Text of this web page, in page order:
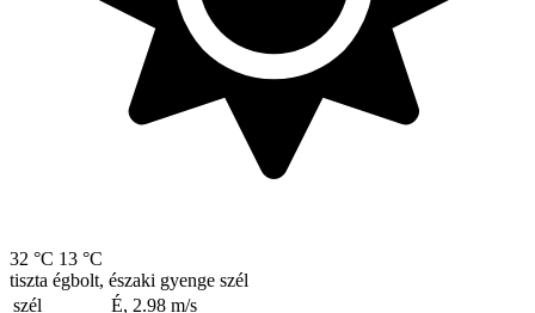
32 °C 13 °C
tiszta égbolt, északi gyenge szél
szél
É, 2.98 m/s